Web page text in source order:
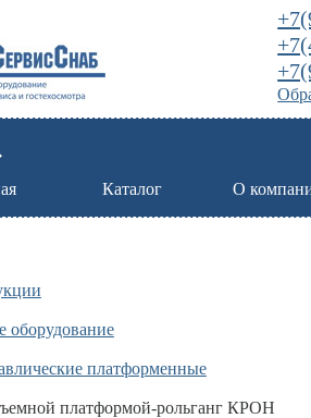
Каталог О
оборудование
платформенные
платформой-рольганг КРОН